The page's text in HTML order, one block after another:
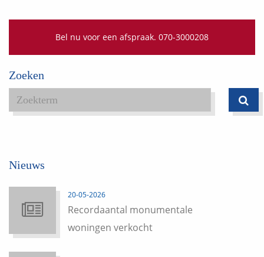
Bel nu voor een afspraak. 070-3000208
Zoeken
Nieuws
20-05-2026
Recordaantal monumentale
woningen verkocht